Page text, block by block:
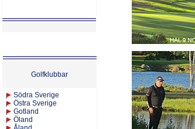
Golfklubbar
Södra Sverige
Östra Sverige
Gotland
Öland